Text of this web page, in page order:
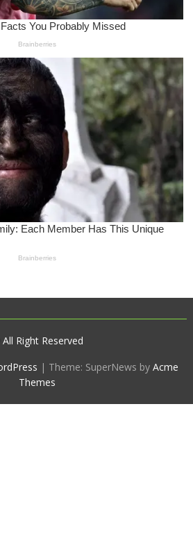
Right Reserved
| Theme: SuperNews byAcme
Themes